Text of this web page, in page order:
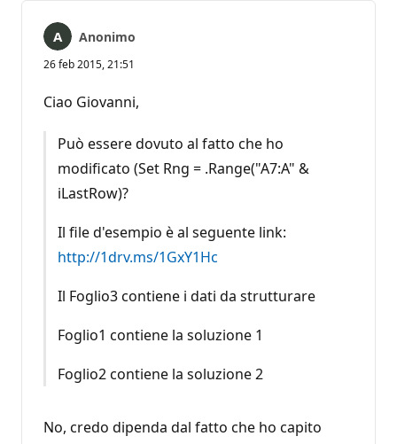
Anonimo
26 feb 2015, 21:51
Ciao Giovanni,
Può essere dovuto al fatto che ho
modificato (Set Rng = .Range("A7:A" &
iLastRow)?
Il file d'esempio è al seguente link:
http://1drv.ms/1GxY1Hc
Il Foglio3 contiene i dati da strutturare
Foglio1 contiene la soluzione 1
Foglio2 contiene la soluzione 2
No, credo dipenda dal fatto che ho capito